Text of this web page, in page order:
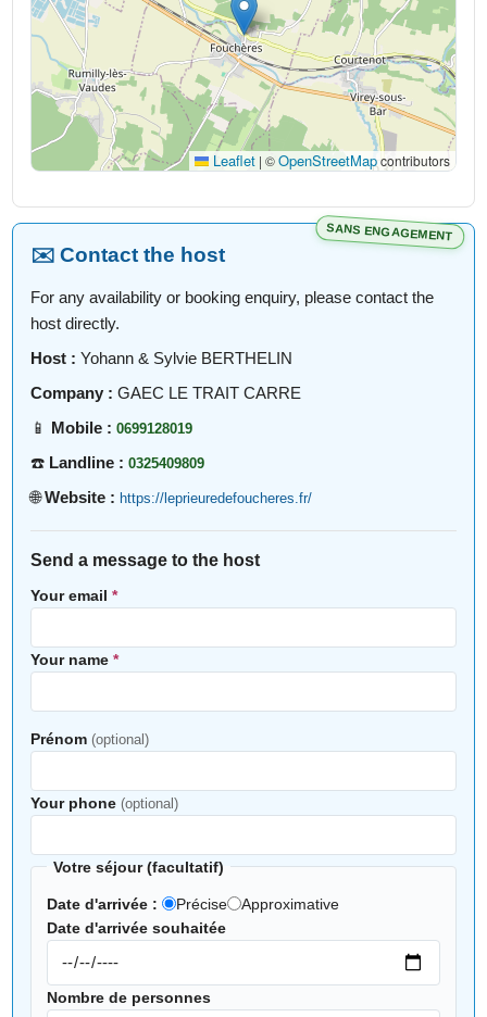
Leaflet | ©OpenStreetMapcontributors
SANS ENGAGEMENT
✉️ Contact the host
For any availability or booking enquiry, please contact the
host directly.
Host : Yohann & Sylvie BERTHELIN
Company : GAEC LE TRAIT CARRE
📱 Mobile : 0699128019
☎️ Landline : 0325409809
🌐Website : https://leprieuredefoucheres.fr/
Send a message to the host
Your email*
Your name*
Prénom(optional)
Your phone(optional)
Votre séjour (facultatif)
Date d'arrivée : Précise
Approximative
Date d'arrivée souhaitée
Nombre de personnes